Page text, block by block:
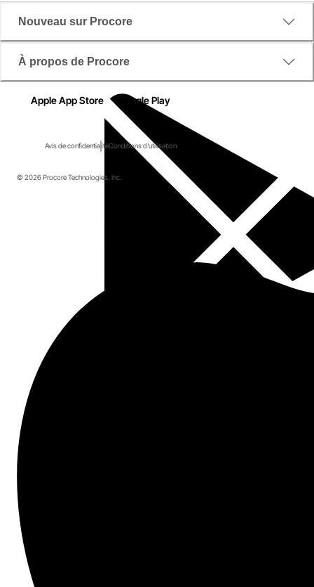
Nouveau sur Procore
À propos de Procore
Apple App Store Google Play
Avis de confidentialitéConditions d'utilisation
© 2026 Procore Technologies, Inc.